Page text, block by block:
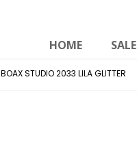
HOME SALE
BOAX STUDIO 2033 LILA GLITTER